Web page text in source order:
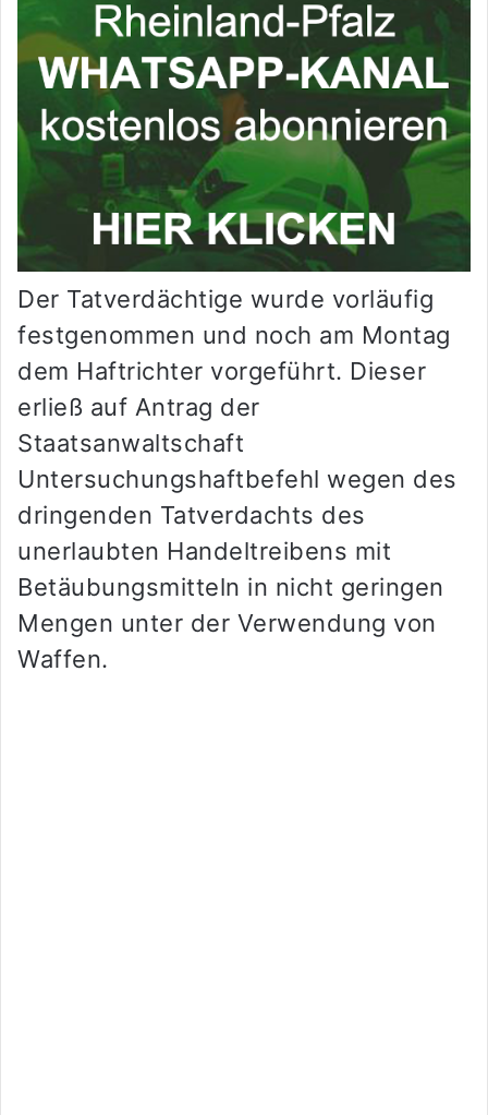
Der Tatverdächtige wurde vorläufig
festgenommen und noch am Montag
dem Haftrichter vorgeführt. Dieser
erließ auf Antrag der
Staatsanwaltschaft
Untersuchungshaftbefehl wegen des
dringenden Tatverdachts des
unerlaubten Handeltreibens mit
Betäubungsmitteln in nicht geringen
Mengen unter der Verwendung von
Waffen.